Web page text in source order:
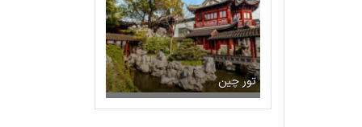
تور چین